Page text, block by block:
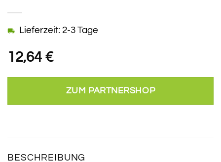
12,64 €
Lieferzeit: 2-3 Tage
ZUM PARTNERSHOP
BESCHREIBUNG